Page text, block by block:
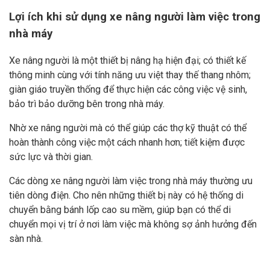
Lợi ích khi sử dụng xe nâng người làm việc trong
nhà máy
Xe nâng người là một thiết bị nâng hạ hiện đại; có thiết kế
thông minh cùng với tính năng ưu việt thay thế thang nhôm;
giàn giáo truyền thống để thực hiện các công việc vệ sinh,
bảo trì bảo dưỡng bên trong nhà máy.
Nhờ xe nâng người mà có thể giúp các thợ kỹ thuật có thể
hoàn thành công việc một cách nhanh hơn; tiết kiệm được
sức lực và thời gian.
Các dòng xe nâng người làm việc trong nhà máy thường ưu
tiên dòng điện. Cho nên những thiết bị này có hệ thống di
chuyển bằng bánh lốp cao su mềm, giúp bạn có thể di
chuyển mọi vị trí ở nơi làm việc mà không sợ ảnh hưởng đến
sàn nhà.